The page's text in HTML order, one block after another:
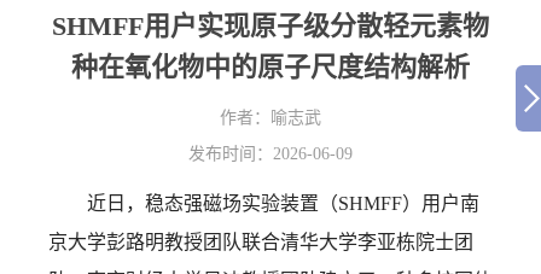
SHMFF用户实现原子级分散轻元素物
种在氧化物中的原子尺度结构解析
作者：
喻志武
发布时间：2026-06-09
近日，稳态强磁场实验装置（SHMFF）用户南
京大学彭路明教授团队联合清华大学李亚栋院士团